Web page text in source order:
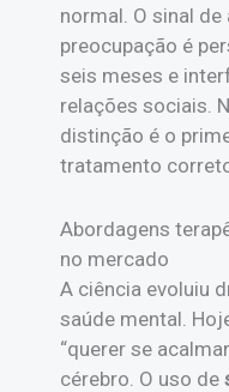
normal. O sinal
preocupação é
seis meses e
relações sociais.
distinção é o
tratamento
Abordagens
no mercado
A ciência evoluiu
saúde mental.
“querer se
cérebro. O uso de